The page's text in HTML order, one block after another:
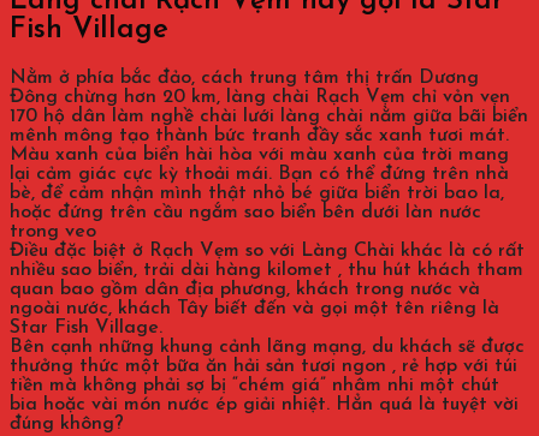
Fish Village
Nằm ở phía bắc đảo, cách trung tâm thị trấn Dương
Đông chừng hơn 20 km, làng chài Rạch Vẹm chỉ vỏn vẹn
170 hộ dân làm nghề chài lưới làng chài nằm giữa bãi biển
mênh mông tạo thành bức tranh đầy sắc xanh tươi mát.
Màu xanh của biển hài hòa với màu xanh của trời mang
lại cảm giác cực kỳ thoải mái. Bạn có thể đứng trên nhà
bè, để cảm nhận mình thật nhỏ bé giữa biển trời bao la,
hoặc đứng trên cầu ngắm sao biển bên dưới làn nước
trong veo
Điều đặc biệt ở Rạch Vẹm so với Làng Chài khác là có rất
nhiều sao biển, trải dài hàng kilomet , thu hút khách tham
quan bao gồm dân địa phương, khách trong nước và
ngoài nước, khách Tây biết đến và gọi một tên riêng là
Star Fish Village.
Bên cạnh những khung cảnh lãng mạng, du khách sẽ được
thưởng thức một bữa ăn hải sản tươi ngon , rẻ hợp với túi
tiền mà không phải sợ bị “chém giá” nhâm nhi một chút
bia hoặc vài món nước ép giải nhiệt. Hẳn quá là tuyệt vời
đúng không?